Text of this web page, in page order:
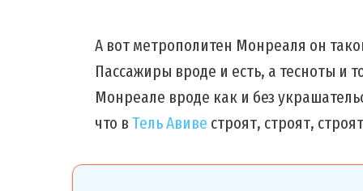
А вот метрополитен Монреаля он
Пассажиры вроде и есть, а тесноты и
Монреале вроде как и без
что вТель Авиве строят, строят,